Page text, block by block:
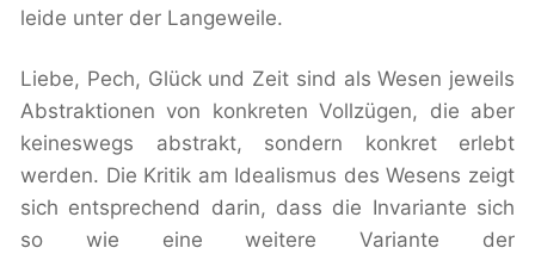
leide unter der Langeweile.
Liebe, Pech, Glück und Zeit sind als Wesen jeweils
Abstraktionen von konkreten Vollzügen, die aber
keineswegs abstrakt, sondern konkret erlebt
werden. Die Kritik am Idealismus des Wesens zeigt
sich entsprechend darin, dass die Invariante sich
so wie eine weitere Variante der